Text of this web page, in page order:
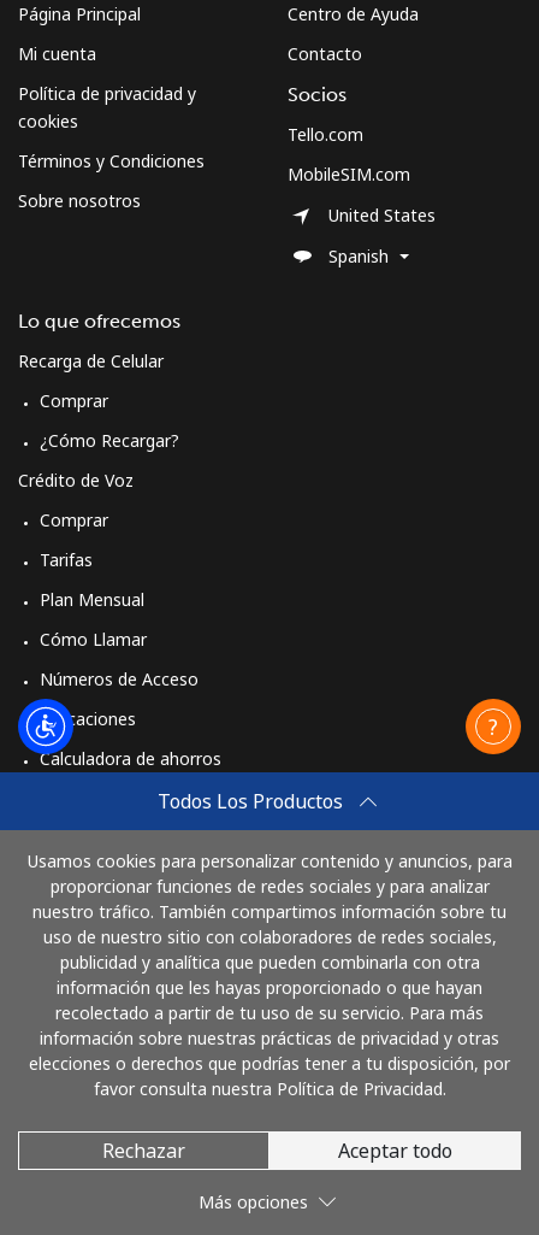
Todos Los Productos
Usamos cookies para personalizar contenido y anuncios, para
proporcionar funciones de redes sociales y para analizar
nuestro tráfico. También compartimos información sobre tu
uso de nuestro sitio con colaboradores de redes sociales,
publicidad y analítica que pueden combinarla con otra
información que les hayas proporcionado o que hayan
recolectado a partir de tu uso de su servicio. Para más
información sobre nuestras prácticas de privacidad y otras
elecciones o derechos que podrías tener a tu disposición, por
favor consulta nuestra Política de Privacidad.
Rechazar Aceptar todo
Más opciones
Página Principal
Mi cuenta
Política de privacidad y
cookies
Términos y Condiciones
Sobre nosotros
Lo que ofrecemos
Recarga de Celular
Comprar
¿Cómo Recargar?
Crédito de Voz
Comprar
Tarifas
Plan Mensual
Cómo Llamar
Números de Acceso
Aplicaciones
Calculadora de ahorros
Comprar
Cómo funciona
Centro de Ayuda
Contacto
Socios
Tello.com
MobileSIM.com
United States
Spanish
Paga con
© 2026 LlamaGuatemala